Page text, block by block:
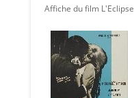
Affiche du film L'Eclipse